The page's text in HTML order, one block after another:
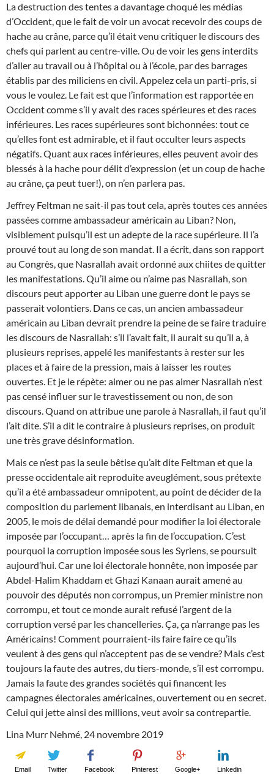
La destruction des tentes a davantage choqué les médias
d’Occident, que le fait de voir un avocat recevoir des coups de
hache au crâne, parce qu’il était venu critiquer le discours des
chefs qui parlent au centre-ville. Ou de voir les gens interdits
d’aller au travail ou à l’hôpital ou à l’école, par des barrages
établis par des miliciens en civil. Appelez cela un parti-pris, si
vous le voulez. Le fait est que l’information est rapportée en
Occident comme s’il y avait des races spérieures et des races
inférieures. Les races supérieures sont bichonnées: tout ce
qu’elles font est admirable, et il faut occulter leurs aspects
négatifs. Quant aux races inférieures, elles peuvent avoir des
blessés à la hache pour délit d’expression (et un coup de hache
au crâne, ça peut tuer!), on n’en parlera pas.
Jeffrey Feltman ne sait-il pas tout cela, après toutes ces années
passées comme ambassadeur américain au Liban? Non,
visiblement puisqu’il est un adepte de la race supérieure. Il l’a
prouvé tout au long de son mandat. Il a écrit, dans son rapport
au Congrès, que Nasrallah avait ordonné aux chiites de quitter
les manifestations. Qu’il aime ou n’aime pas Nasrallah, son
discours peut apporter au Liban une guerre dont le pays se
passerait volontiers. Dans ce cas, un ancien ambassadeur
américain au Liban devrait prendre la peine de se faire traduire
les discours de Nasrallah: s’il l’avait fait, il aurait su qu’il a, à
plusieurs reprises, appelé les manifestants à rester sur les
places et à faire de la pression, mais à laisser les routes
ouvertes. Et je le répète: aimer ou ne pas aimer Nasrallah n’est
pas censé influer sur le travestissement ou non, de son
discours. Quand on attribue une parole à Nasrallah, il faut qu’il
l’ait dite. S’il a dit le contraire à plusieurs reprises, on produit
une très grave désinformation.
Mais ce n’est pas la seule bêtise qu’ait dite Feltman et que la
presse occidentale ait reproduite aveuglément, sous prétexte
qu’il a été ambassadeur omnipotent, au point de décider de la
composition du parlement libanais, en interdisant au Liban, en
2005, le mois de délai demandé pour modifier la loi électorale
imposée par l’occupant… après la fin de l’occupation. C’est
pourquoi la corruption imposée sous les Syriens, se poursuit
aujourd’hui. Car une loi électorale honnête, non imposée par
Abdel-Halim Khaddam et Ghazi Kanaan aurait amené au
pouvoir des députés non corrompus, un Premier ministre non
corrompu, et tout ce monde aurait refusé l’argent de la
corruption versé par les chancelleries. Ça, ça n’arrange pas les
Américains! Comment pourraient-ils faire faire ce qu’ils
veulent à des gens qui n’acceptent pas de se vendre? Mais c’est
toujours la faute des autres, du tiers-monde, s’il est corrompu.
Jamais la faute des grandes sociétés qui financent les
campagnes électorales américaines, ouvertement ou en secret.
Celui qui jette ainsi des millions, veut avoir sa contrepartie.
Lina Murr Nehmé, 24 novembre 2019
Email Twitter Facebook Pinterest Google+ Linkedin